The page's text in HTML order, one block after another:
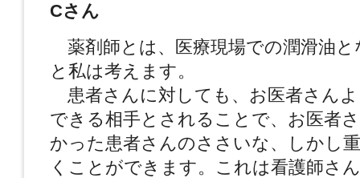
Cさん
薬剤師とは、医療現場での潤滑油と
と私は考えます。
患者さんに対しても、お医者さん
できる相手とされることで、お医者
かった患者さんのささいな、しかし
くことができます。これは看護師さ